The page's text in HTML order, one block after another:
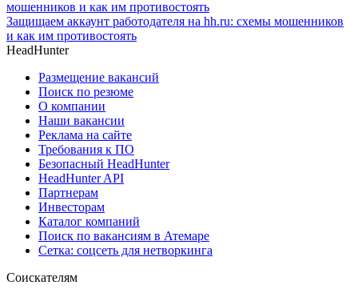
Защищаем аккаунт работодателя на hh.ru: схемы мошенников
и как им противостоять
HeadHunter
Размещение вакансий
Поиск по резюме
О компании
Наши вакансии
Реклама на сайте
Требования к ПО
Безопасный HeadHunter
HeadHunter API
Партнерам
Инвесторам
Каталог компаний
Поиск по вакансиям в Атемаре
Сетка: соцсеть для нетворкинга
Соискателям